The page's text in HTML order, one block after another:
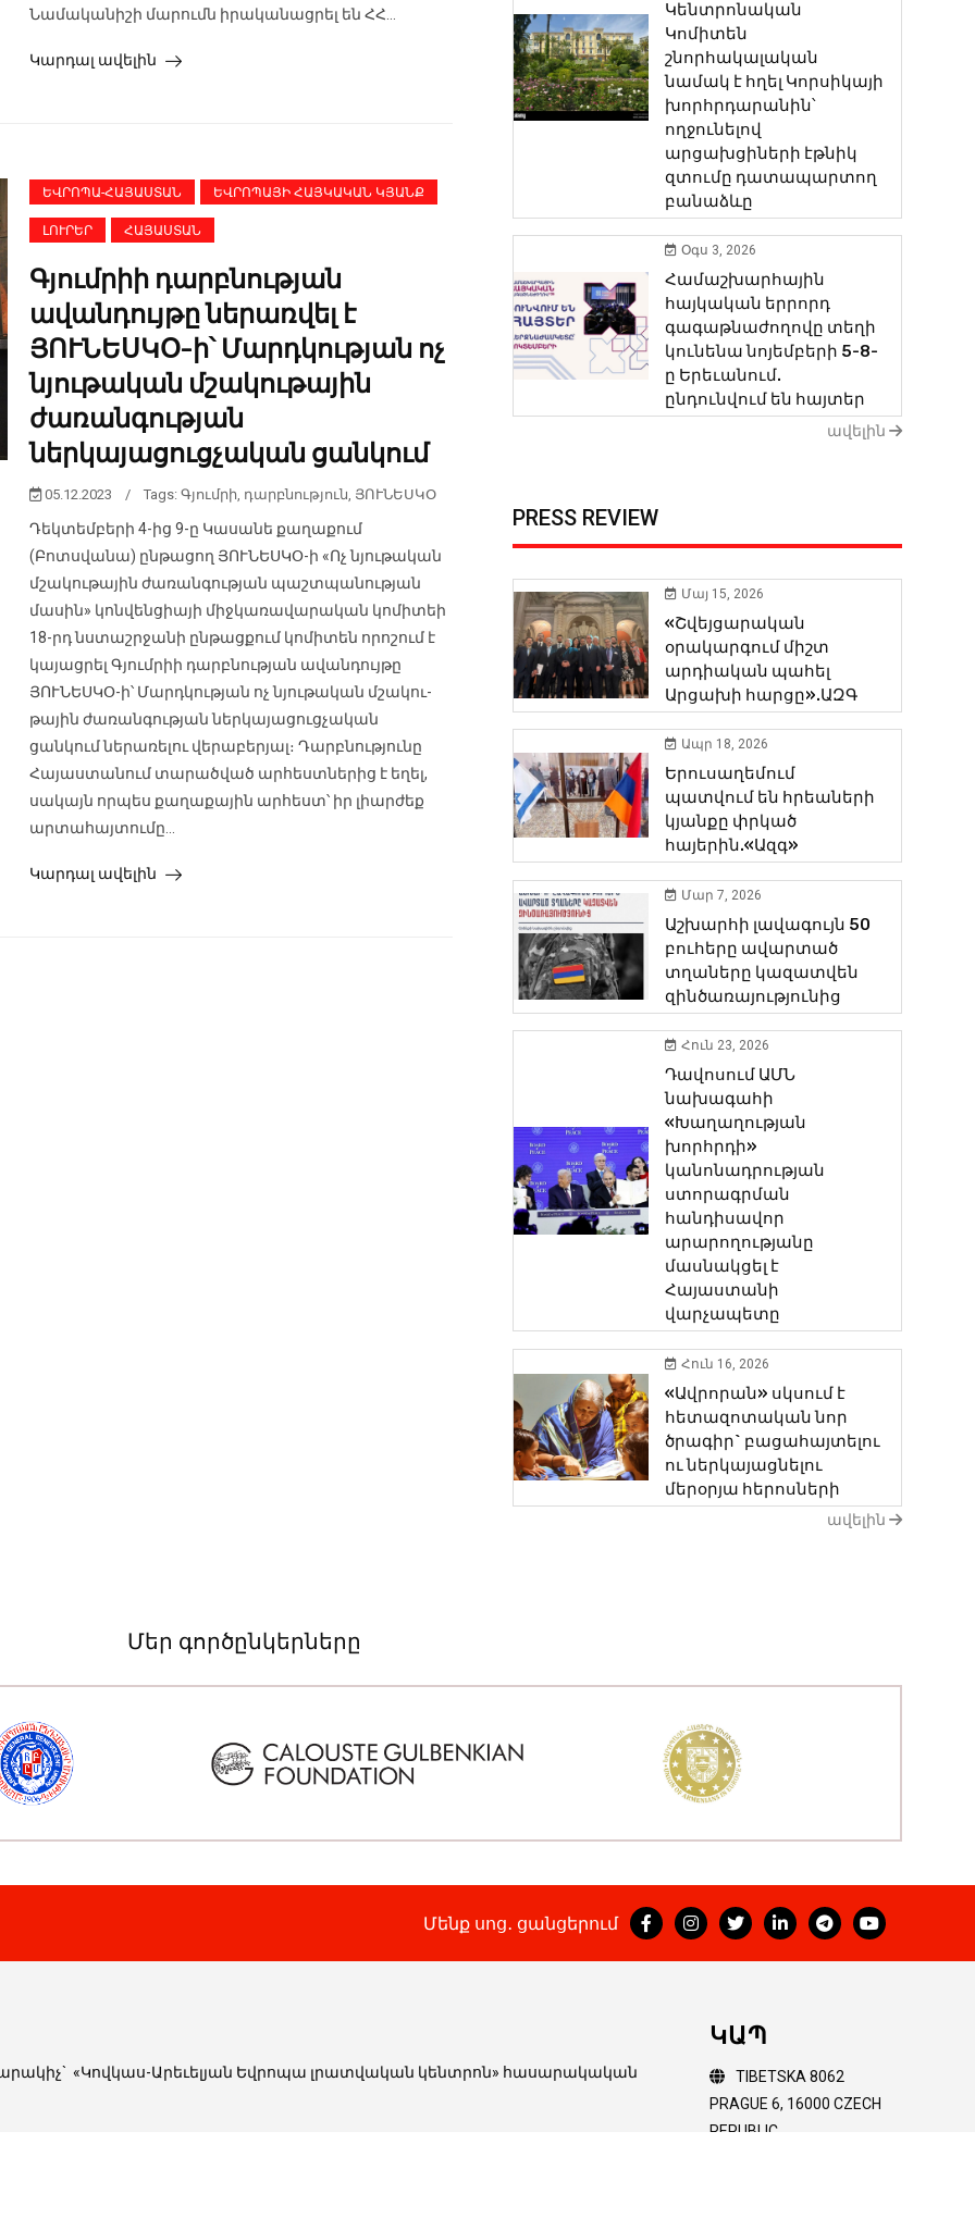
Նամականիշի մարումն իրականացրել են ՀՀ...
Կարդալ ավելին
ԵՎՐՈՊԱ-ՀԱՅԱՍՏԱՆ ԵՎՐՈՊԱՅԻ ՀԱՅԿԱԿԱՆ ԿՅԱՆՔ
ԼՈՒՐԵՐ ՀԱՅԱՍՏԱՆ
Գյումրիի դարբնության
ավանդույթը ներառվել է
ՅՈՒՆԵՍԿՕ-ի՝ Մարդկության ոչ
նյութական մշակութային
ժառանգության
ներկայացուցչական ցանկում
05.12.2023 / Tags:Գյումրի, դարբնություն, ՅՈՒՆԵՍԿՕ
Դեկտեմբերի 4-ից 9-ը Կասանե քաղաքում
(Բոտսվանա) ընթացող ՅՈՒՆԵՍԿՕ-ի «Ոչ նյութական
մշակու­թային ժառանգության պաշտպանության
մասին» կոնվենցիայի միջկառավարական կոմի­տեի
18-րդ նստաշրջանի ընթացքում կոմիտեն որոշում է
կայացրել Գյումրիի դարբնության ավանդույթը
ՅՈՒՆԵՍԿՕ-ի՝ Մարդկության ոչ նյութական մշակու­
թային ժառանգության ներկայացուցչական
ցանկում ներառելու վերաբերյալ։ Դարբնությունը
Հայաստանում տարածված արհեստներից է եղել,
սակայն որպես քաղաքային արհեստ՝ իր լիարժեք
արտահայտումը...
Կարդալ ավելին
Կենտրոնական
Կոմիտեն
շնորհակալական
նամակ է հղել Կորսիկայի
խորհրդարանին՝
ողջունելով
արցախցիների էթնիկ
զտումը դատապարտող
բանաձևը
Օգս 3, 2026
Համաշխարհային
հայկական երրորդ
գագաթնաժողովը տեղի
կունենա նոյեմբերի 5-8-
ը Երեւանում.
ընդունվում են հայտեր
ավելին
PRESS REVIEW
Մայ 15, 2026
«Շվեյցարական
օրակարգում միշտ
արդիական պահել
Արցախի հարցը».ԱԶԳ
Ապր 18, 2026
Երուսաղեմում
պատվում են հրեաների
կյանքը փրկած
հայերին.«Ազգ»
Մար 7, 2026
Աշխարհի լավագույն 50
բուհերը ավարտած
տղաները կազատվեն
զինծառայությունից
Հուն 23, 2026
Դավոսում ԱՄՆ
նախագահի
«Խաղաղության
խորհրդի»
կանոնադրության
ստորագրման
հանդիսավոր
արարողությանը
մասնակցել է
Հայաստանի
վարչապետը
Հուն 16, 2026
«Ավրորան» սկսում է
հետազոտական նոր ​​
ծրագիր` բացահայտելու
ու ներկայացնելու
մերօրյա հերոսների
ավելին
Մեր գործընկերները
Մենք սոց․ ցանցերում
` «Կովկաս-Արեւելյան Եվրոպա լրատվական կենտրոն» հասարակական
ԿԱՊ
TIBETSKA 8062
PRAGUE 6, 16000 CZECH
REPUBLIC